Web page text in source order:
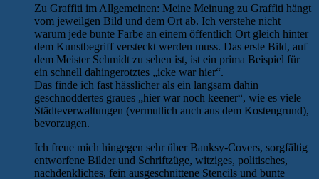
Zu Graffiti im Allgemeinen: Meine Meinung zu Graffiti hängt
vom jeweilgen Bild und dem Ort ab. Ich verstehe nicht
warum jede bunte Farbe an einem öffentlich Ort gleich hinter
dem Kunstbegriff versteckt werden muss. Das erste Bild, auf
dem Meister Schmidt zu sehen ist, ist ein prima Beispiel für
ein schnell dahingerotztes „icke war hier“.
Das finde ich fast hässlicher als ein langsam dahin
geschnoddertes graues „hier war noch keener“, wie es viele
Städteverwaltungen (vermutlich auch aus dem Kostengrund),
bevorzugen.
Ich freue mich hingegen sehr über Banksy-Covers, sorgfältig
entworfene Bilder und Schriftzüge, witziges, politisches,
nachdenkliches, fein ausgeschnittene Stencils und bunte